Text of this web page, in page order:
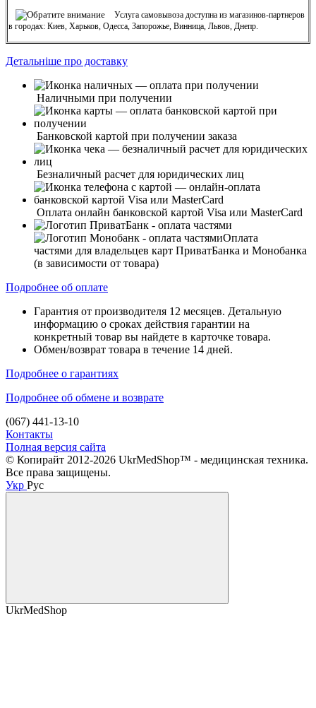
Услуга самовывоза доступна из магазинов-партнеров
в городах: Киев, Харьков, Одесса, Запорожье, Винница, Львов, Днепр.
Детальніше про доставку
Наличными при получении
Банковской картой при получении заказа
Безналичный расчет для юридических лиц
Оплата онлайн банковской картой Visa или MasterCard
Оплата
частями для владельцев карт ПриватБанка и Монобанка
(в зависимости от товара)
Подробнее об оплате
Гарантия от производителя 12 месяцев. Детальную
информацию о сроках действия гарантии на
конкретный товар вы найдете в карточке товара.
Обмен/возврат товара в течение 14 дней.
Подробнее о гарантиях
Подробнее об обмене и возврате
(067) 441-13-10
Контакты
Полная версия сайта
© Копирайт 2012-2026 UkrMedShop™ - медицинская техника.
Все права защищены.
Укр Рус
UkrMedShop